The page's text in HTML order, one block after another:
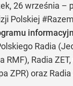
26 września –
Polskiej
Radia
RMF), Radia
ZPR) oraz Radia